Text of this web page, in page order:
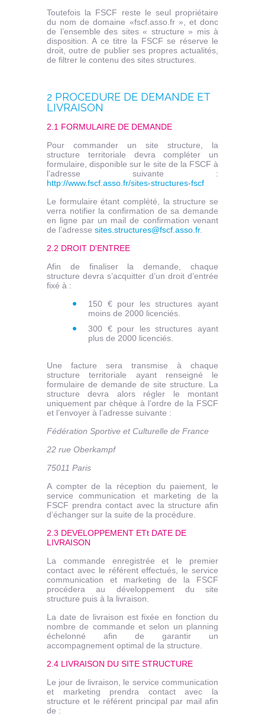
Toutefois la FSCF reste le seul propriétaire
du nom de domaine «fscf.asso.fr », et donc
de l’ensemble des sites « structure » mis à
disposition. A ce titre la FSCF se réserve le
droit, outre de publier ses propres actualités,
de filtrer le contenu des sites structures.
2 PROCEDURE DE DEMANDE ET
LIVRAISON
2.1 FORMULAIRE DE DEMANDE
Pour commander un site structure, la
structure territoriale devra compléter un
formulaire, disponible sur le site de la FSCF à
l’adresse suivante :
http://www.fscf.asso.fr/sites-structures-fscf
Le formulaire étant complété, la structure se
verra notifier la confirmation de sa demande
en ligne par un mail de confirmation venant
de l’adresse sites.structures@fscf.asso.fr.
2.2 DROIT D'ENTREE
Afin de finaliser la demande, chaque
structure devra s’acquitter d’un droit d’entrée
fixé à :
150 € pour les structures ayant
moins de 2000 licenciés.
300 € pour les structures ayant
plus de 2000 licenciés.
Une facture sera transmise à chaque
structure territoriale ayant renseigné le
formulaire de demande de site structure. La
structure devra alors régler le montant
uniquement par chèque à l’ordre de la FSCF
et l’envoyer à l’adresse suivante :
Fédération Sportive et Culturelle de France
22 rue Oberkampf
75011 Paris
A compter de la réception du paiement, le
service communication et marketing de la
FSCF prendra contact avec la structure afin
d’échanger sur la suite de la procédure.
2.3 DEVELOPPEMENT ETt DATE DE
LIVRAISON
La commande enregistrée et le premier
contact avec le référent effectués, le service
communication et marketing de la FSCF
procédera au développement du site
structure puis à la livraison.
La date de livraison est fixée en fonction du
nombre de commande et selon un planning
échelonné afin de garantir un
accompagnement optimal de la structure.
2.4 LIVRAISON DU SITE STRUCTURE
Le jour de livraison, le service communication
et marketing prendra contact avec la
structure et le référent principal par mail afin
de :